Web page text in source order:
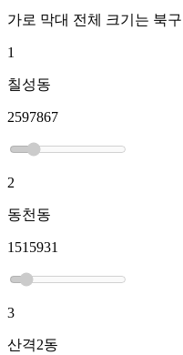
가로 막대 전체 크기는 북구
1
칠성동
2597867
2
동천동
1515931
3
산격2동